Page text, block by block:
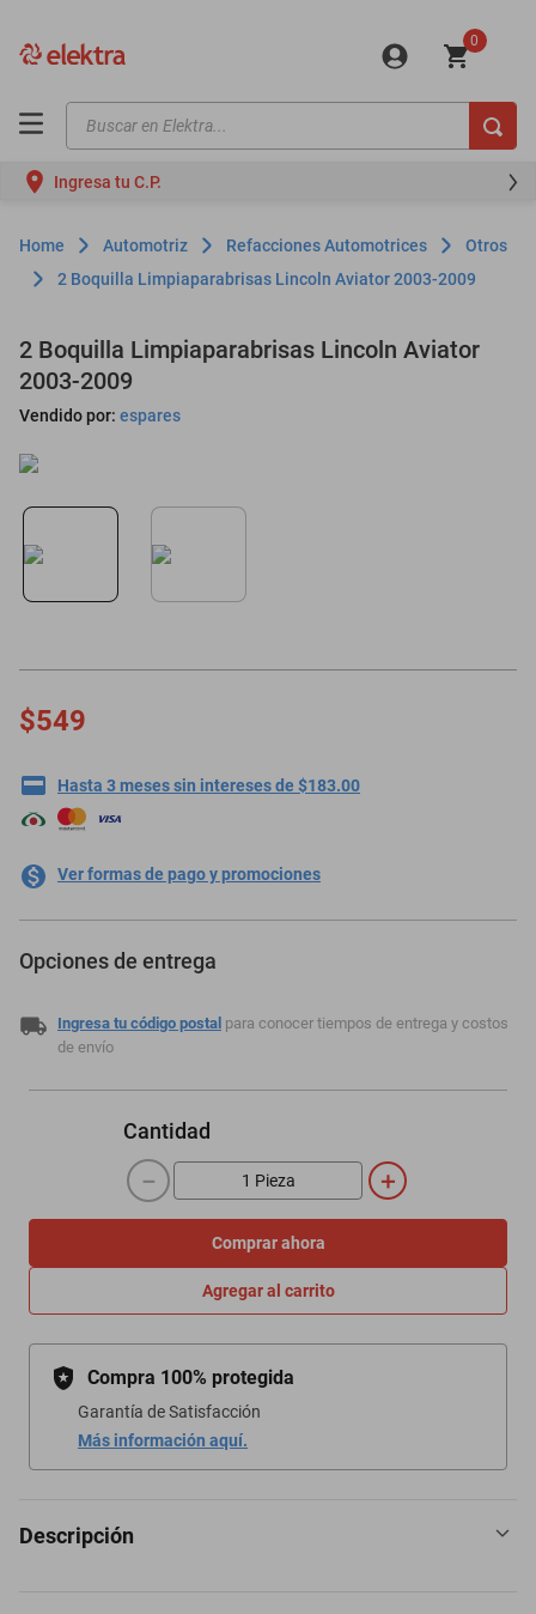
0
Buscar en Elektra...
Ingresa tu C.P.
Automotriz Refacciones Automotrices
Otros
2 Boquilla Limpiaparabrisas Lincoln Aviator 2003-2009
2 Boquilla Limpiaparabrisas Lincoln Aviator
2003-2009
Vendido por: espares
$549
Hasta 3 meses sin intereses de $183.00
Ver formas de pago y promociones
Opciones de entrega
Ingresa tu código postal para conocer tiempos de entrega y costos
de envío
Cantidad
＋
－
Comprar ahora
Agregar al carrito
Compra 100% protegida
Garantía de Satisfacción
Más información aquí.
Descripción
motos
moto
celulares
refrigeradores